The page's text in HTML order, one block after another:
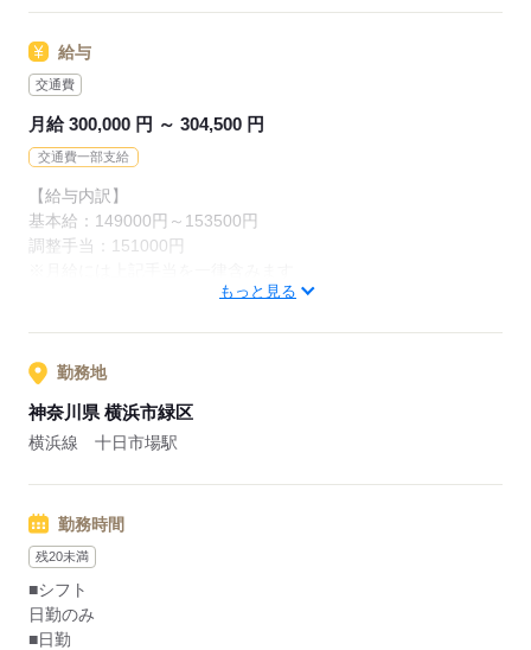
全室個室の施設で、利用者様のプライバシーに配慮した個別性
オンコールがない日勤のみで、生活リズムも整い、家事や育児
とも両立可能！
給与
交通費
月給 300,000 円 ～ 304,500 円
交通費一部支給
【給与内訳】
基本給：149000円～153500円
調整手当：151000円
もっと見る
勤務地
神奈川県 横浜市緑区
横浜線 十日市場駅
勤務時間
残20未満
■シフト
日勤のみ
■日勤